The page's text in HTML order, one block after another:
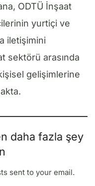
ODTÜ İnşaat
yurtiçi ve
iletişimini
sektörü arasında
gelişimlerine
daha fazla şey
sent to your email.